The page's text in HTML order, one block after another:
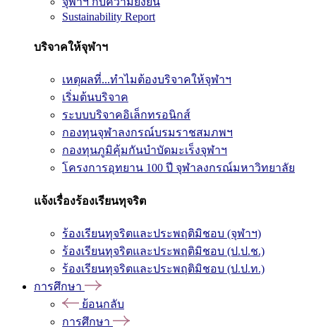
Sustainability Report
บริจาคให้จุฬาฯ
เหตุผลที่...ทำไมต้องบริจาคให้จุฬาฯ
เริ่มต้นบริจาค
ระบบบริจาคอิเล็กทรอนิกส์
กองทุนจุฬาลงกรณ์บรมราชสมภพฯ
กองทุนภูมิคุ้มกันบำบัดมะเร็งจุฬาฯ
โครงการอุทยาน 100 ปี จุฬาลงกรณ์มหาวิทยาลัย
แจ้งเรื่องร้องเรียนทุจริต
ร้องเรียนทุจริตและประพฤติมิชอบ (จุฬาฯ)
ร้องเรียนทุจริตและประพฤติมิชอบ (ป.ป.ช.)
ร้องเรียนทุจริตและประพฤติมิชอบ (ป.ป.ท.)
การศึกษา
ย้อนกลับ
การศึกษา